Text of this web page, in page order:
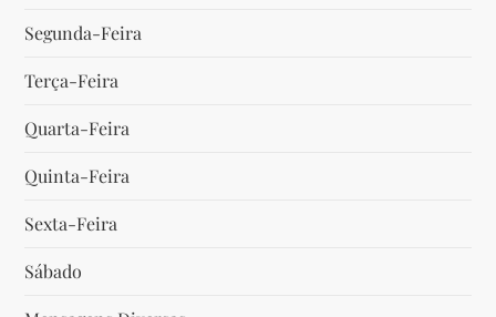
Segunda-Feira
Terça-Feira
Quarta-Feira
Quinta-Feira
Sexta-Feira
Sábado